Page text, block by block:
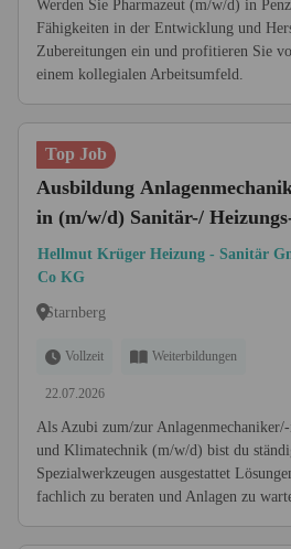
Werden Sie Pharmazeut (m/w/d) in
Fähigkeiten in der Entwicklung und
Zubereitungen ein und profitieren Sie
einem kollegialen Arbeitsumfeld.
Top Job
Ausbildung
in (m/w/d) Sanitär-/
Klimatechnik
Hellmut Krüger Heizung - Sanitär
Co KG
Starnberg
Vollzeit Weiterbildungen
22.07.2026
Als Azubi zum/zur
und Klimatechnik (m/w/d) bist du
Spezialwerkzeugen ausgestattet
fachlich zu beraten und Anlagen zu